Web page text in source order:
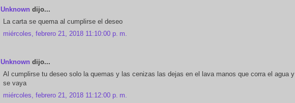
Unknown dijo...
La carta se quema al cumplirse el deseo
miércoles, febrero 21, 2018 11:10:00 p. m.
Unknown dijo...
Al cumplirse tu deseo solo la quemas y las cenizas las dejas en el lava manos que corra el agua y
se vaya
miércoles, febrero 21, 2018 11:12:00 p. m.